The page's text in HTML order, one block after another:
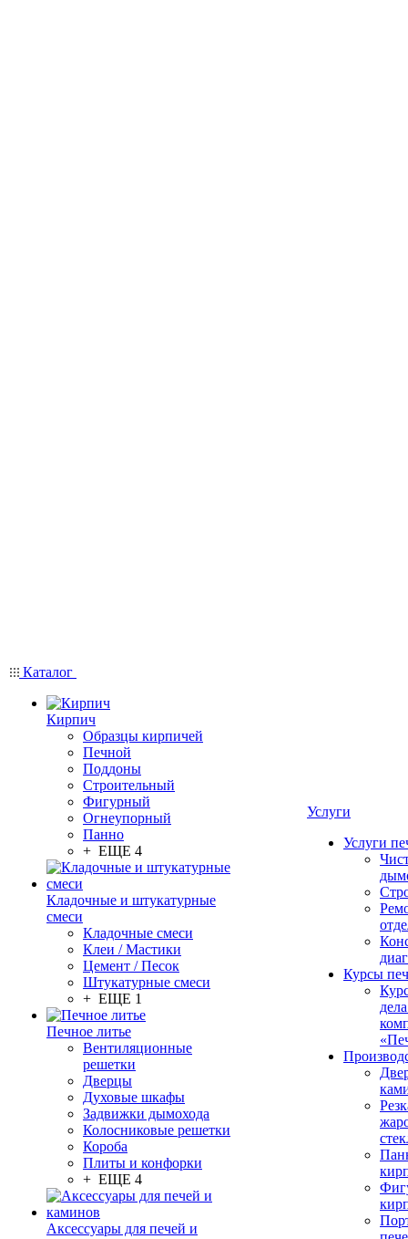
Каталог
Кирпич
Образцы кирпичей
Печной
Поддоны
Строительный
Фигурный
Огнеупорный
Панно
+ ЕЩЕ 4
Кладочные и штукатурные
смеси
Кладочные смеси
Клеи / Мастики
Цемент / Песок
Штукатурные смеси
+ ЕЩЕ 1
Печное литье
Вентиляционные
решетки
Дверцы
Духовые шкафы
Задвижки дымохода
Колосниковые решетки
Короба
Плиты и конфорки
+ ЕЩЕ 4
Аксессуары для печей и
Услуги
Услуги
Курсы